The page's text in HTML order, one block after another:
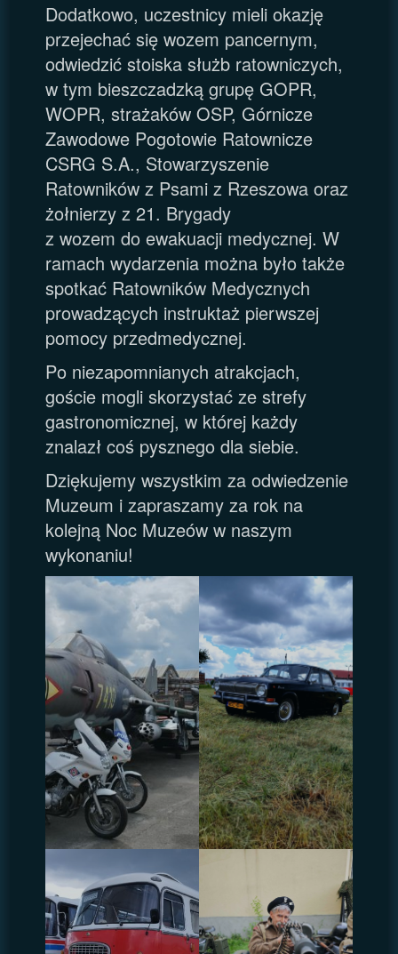
Dodatkowo, uczestnicy mieli okazję
przejechać się wozem pancernym,
odwiedzić stoiska służb ratowniczych,
w tym bieszczadzką grupę GOPR,
WOPR, strażaków OSP, Górnicze
Zawodowe Pogotowie Ratownicze
CSRG S.A., Stowarzyszenie
Ratowników z Psami z Rzeszowa oraz
żołnierzy z 21. Brygady
z wozem do ewakuacji medycznej. W
ramach wydarzenia można było także
spotkać Ratowników Medycznych
prowadzących instruktaż pierwszej
pomocy przedmedycznej.
Po niezapomnianych atrakcjach,
goście mogli skorzystać ze strefy
gastronomicznej, w której każdy
znalazł coś pysznego dla siebie.
Dziękujemy wszystkim za odwiedzenie
Muzeum i zapraszamy za rok na
kolejną Noc Muzeów w naszym
wykonaniu!